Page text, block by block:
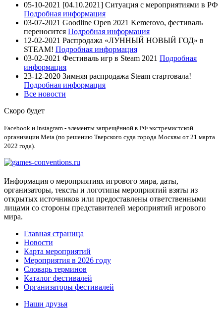
05-10-2021 [04.10.2021] Ситуация с мероприятиями в РФ
Подробная информация
03-07-2021 Goodline Open 2021 Kemerovo, фестиваль
переносится Подробная информация
12-02-2021 Распродажа «ЛУННЫЙ НОВЫЙ ГОД» в
STEAM! Подробная информация
03-02-2021 Фестиваль игр в Steam 2021 Подробная
информация
23-12-2020 Зимняя распродажа Steam стартовала!
Подробная информация
Все новости
Скоро будет
Facebook и Instagram - элементы запрещённой в РФ экстремистской
организации Meta (по решению Тверского суда города Москвы от 21 марта
2022 года).
Информация о мероприятиях игрового мира, даты,
организаторы, тексты и логотипы мероприятий взяты из
открытых источников или предоставлены ответственными
лицами со стороны представителей мероприятий игрового
мира.
Главная страница
Новости
Карта мероприятий
Мероприятия в 2026 году
Словарь терминов
Каталог фестивалей
Организаторы фестивалей
Наши друзья